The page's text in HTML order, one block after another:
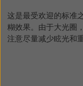
这是最受欢迎的标准
糊效果。由于大光圈
注意尽量减少眩光和重